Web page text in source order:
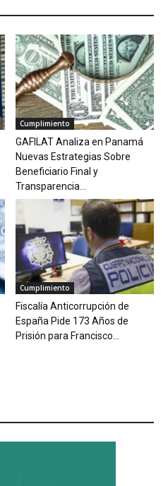
Cumplimiento
GAFILAT Analiza en Panamá
Nuevas Estrategias Sobre
Beneficiario Final y
Transparencia...
Cumplimiento
Fiscalía Anticorrupción de
España Pide 173 Años de
Prisión para Francisco...